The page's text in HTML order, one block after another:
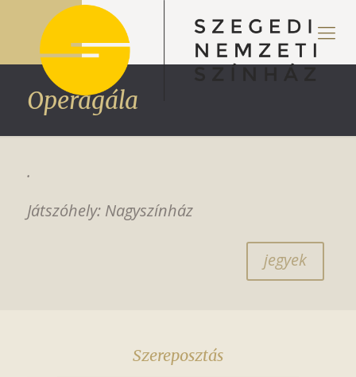
Operagála
.
Játszóhely: Nagyszínház
jegyek
Szereposztás